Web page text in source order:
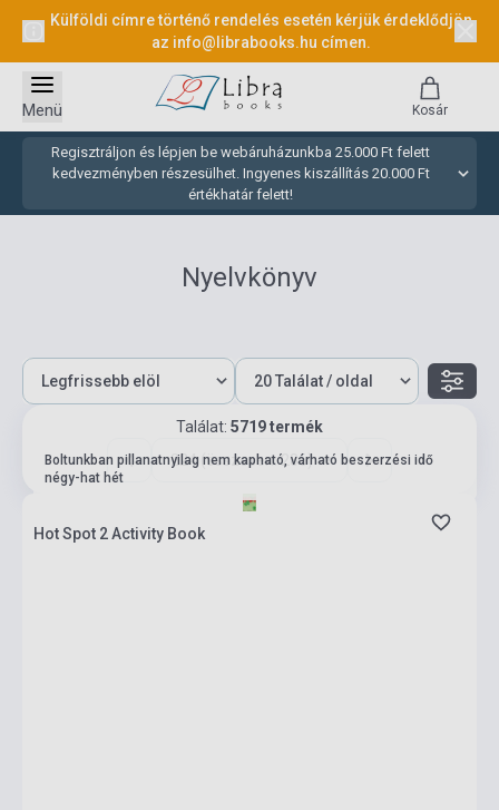
Külföldi címre történő rendelés esetén kérjük érdeklődjön
az info@librabooks.hu címen.
Regisztráljon és lépjen be webáruházunkba 25.000 Ft felett
kedvezményben részesülhet. Ingyenes kiszállítás 20.000 Ft
értékhatár felett!
Menü Kosár
Nyelvkönyv
Találat: 5719 termék
224 (összesen: 286)
Boltunkban pillanatnyilag nem kapható, várható beszerzési idő
négy-hat hét
Hot Spot 2 Activity Book